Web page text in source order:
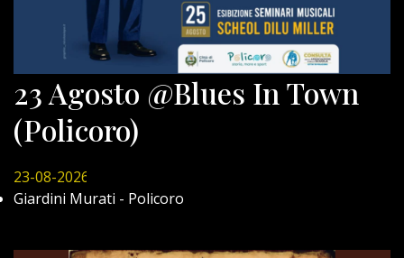
23 Agosto @Blues In Town
(Policoro)
23-08-2026
Giardini Murati - Policoro